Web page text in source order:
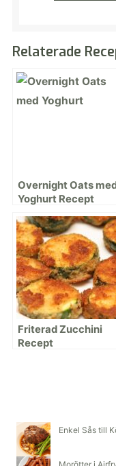
Relaterade
Overnight Oats
Yoghurt Recept
Friterad Zucchini
Recept
Enkel Sås till